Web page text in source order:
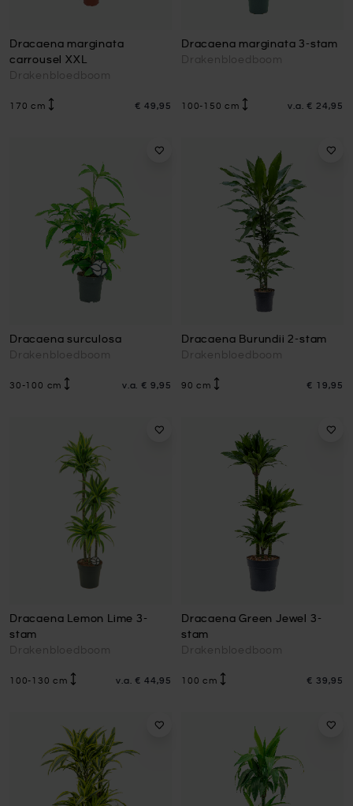
Dracaena marginata
carrousel XXL
Drakenbloedboom
170 cm € 49,95
Dracaena marginata 3-stam
Drakenbloedboom
100-150 cm v.a. € 24,95
Dracaena surculosa
Drakenbloedboom
30-100 cm v.a. € 9,95
Dracaena Burundii 2-stam
Drakenbloedboom
90 cm € 19,95
Dracaena Lemon Lime 3-
stam
Drakenbloedboom
100-130 cm v.a. € 44,95
Dracaena Green Jewel 3-
stam
Drakenbloedboom
100 cm € 39,95